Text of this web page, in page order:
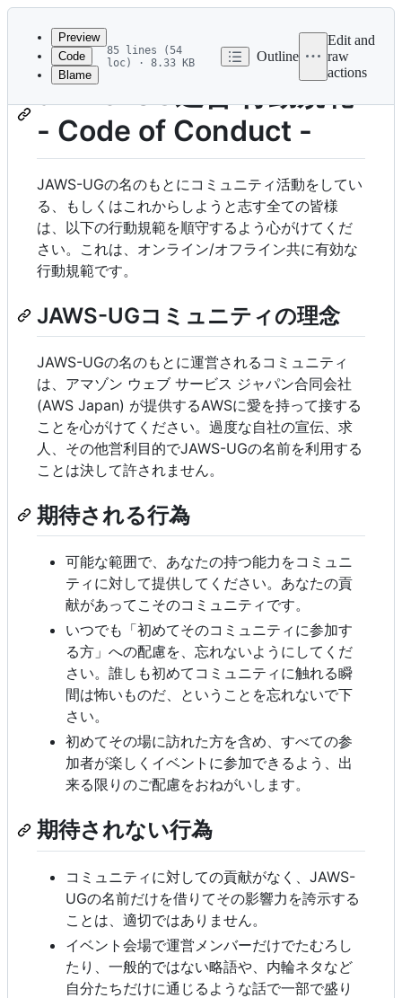
Latest
commit
metadata
and
controls
Preview
Code
Blame
85 lines (54
loc) · 8.33 KB
Outline
Edit and
raw
actions
JAWS-UG運営 行動規範
- Code of Conduct -
JAWS-UGの名のもとにコミュニティ活動をしてい
る、もしくはこれからしようと志す全ての皆様
は、以下の行動規範を順守するよう心がけてくだ
さい。これは、オンライン/オフライン共に有効な
行動規範です。
JAWS-UGコミュニティの理念
JAWS-UGの名のもとに運営されるコミュニティ
は、アマゾン ウェブ サービス ジャパン合同会社
(AWS Japan) が提供するAWSに愛を持って接する
ことを心がけてください。過度な自社の宣伝、求
人、その他営利目的でJAWS-UGの名前を利用する
ことは決して許されません。
期待される行為
可能な範囲で、あなたの持つ能力をコミュニ
ティに対して提供してください。あなたの貢
献があってこそのコミュニティです。
いつでも「初めてそのコミュニティに参加す
る方」への配慮を、忘れないようにしてくだ
さい。誰しも初めてコミュニティに触れる瞬
間は怖いものだ、ということを忘れないで下
さい。
初めてその場に訪れた方を含め、すべての参
加者が楽しくイベントに参加できるよう、出
来る限りのご配慮をおねがいします。
期待されない行為
コミュニティに対しての貢献がなく、JAWS-
UGの名前だけを借りてその影響力を誇示する
ことは、適切ではありません。
イベント会場で運営メンバーだけでたむろし
たり、一般的ではない略語や、内輪ネタなど
自分たちだけに通じるような話で一部で盛り